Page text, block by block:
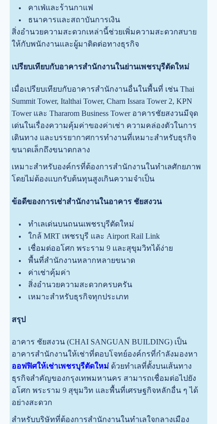
คาเฟ่และร้านกาแฟ
ธนาคารและสถาบันการเงิน
สิ่งอำนวยความสะดวกเหล่านี้ช่วยเพิ่มความสะดวกสบาย
ให้กับพนักงานและผู้มาติดต่อทางธุรกิจ
เปรียบเทียบกับอาคารสำนักงานในย่านเพชรบุรีตัดใหม่
เมื่อเปรียบเทียบกับอาคารสำนักงานอื่นในพื้นที่ เช่น Thai
Summit Tower, Italthai Tower, Charn Issara Tower 2, KPN
Tower และ Thararom Business Tower อาคารชัยสงวนมีจุด
เด่นในเรื่องความคุ้มค่าของค่าเช่า ความคล่องตัวในการ
เดินทาง และบรรยากาศการทำงานที่เหมาะสำหรับธุรกิจ
ขนาดเล็กถึงขนาดกลาง
เหมาะสำหรับองค์กรที่ต้องการสำนักงานในทำเลศักยภาพ
โดยไม่ต้องแบกรับต้นทุนสูงเกินความจำเป็น
ข้อดีของการเช่าสำนักงานในอาคาร ชัยสงวน
ทำเลเด่นบนถนนเพชรบุรีตัดใหม่
ใกล้ MRT เพชรบุรี และ Airport Rail Link
เชื่อมต่ออโศก พระราม 9 และสุขุมวิทได้ง่าย
พื้นที่สำนักงานหลากหลายขนาด
ค่าเช่าคุ้มค่า
สิ่งอำนวยความสะดวกครบครัน
เหมาะสำหรับธุรกิจทุกประเภท
สรุป
อาคาร ชัยสงวน (CHAI SANGUAN BUILDING) เป็น
อาคารสำนักงานให้เช่าที่ตอบโจทย์องค์กรที่กำลังมองหา
ออฟฟิศให้เช่าเพชรบุรีตัดใหม่ ด้วยทำเลที่ตั้งบนเส้นทาง
ธุรกิจสำคัญของกรุงเทพมหานคร สามารถเชื่อมต่อไปยัง
อโศก พระราม 9 สุขุมวิท และพื้นที่เศรษฐกิจหลักอื่น ๆ ได้
อย่างสะดวก
สำหรับบริษัทที่ต้องการสำนักงานในทำเลใจกลางเมือง